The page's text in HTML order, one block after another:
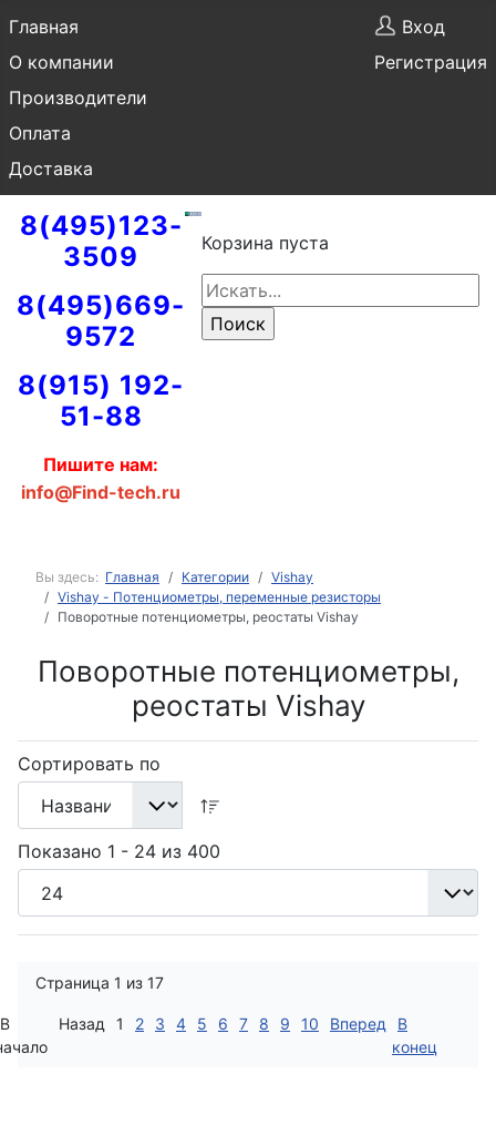
Главная
О компании
Производители
Оплата
Доставка
Вход
Регистрация
8(495)123-
3509
8(495)669-
9572
8(915) 192-
51-88
Пишите нам:
info@Find-tech.ru
Корзина пуста
Вы здесь: Главная Категории
Vishay
Vishay - Потенциометры, переменные резисторы
Поворотные потенциометры, реостаты Vishay
Поворотные потенциометры,
реостаты Vishay
Сортировать по
Показано 1 - 24 из 400
Страница 1 из 17
В
Назад 1 2 3 4 5 6 7 8 9 10 Вперед
В
конец